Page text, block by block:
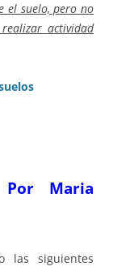
el suelo, pero no
actividad
Por Maria
las siguientes